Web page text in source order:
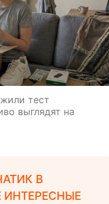
тест
выглядят на
В
ИНТЕРЕСНЫЕ